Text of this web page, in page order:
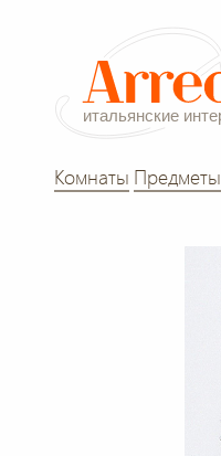
Комнаты Предметы